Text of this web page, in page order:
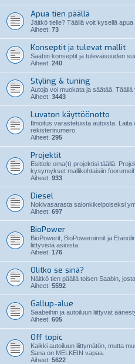
Apua tien päällä
Jäitkö tielle? Täällä voit kysellä apua
Aiheet: 73
Konseptit ja tulevat mallit
Saabin konseptit ja tulevaisuuden
Aiheet: 240
Styling & tuning
Autoja voi muokata ja säätää. Täällä
Aiheet: 3443
Luvaton käyttöönotto
Ilmoitus varastetuista autoista.
rekisterinumero.
Aiheet: 295
Projektit
Esittele oma(t) projektisi täällä.
kysymykset mallikohtaisiin
Aiheet: 933
Diesel
Nokivasarasta salonkikelpoiseksi
Aiheet: 697
BioPower
BioPowerit, BioPoweroinnit ja
liittyvistä asioista.
Aiheet: 176
Olitko se sinä?
Näitkö tien päällä toisen Saabin,
Aiheet: 5592
Gallup-alue
Saabeihin ja autoiluun liittyvät
Aiheet: 605
Off topic
Kaikki autoiluun liittymätön, mutta
Sana on MELKEIN vapaa.
Aiheet: 5622